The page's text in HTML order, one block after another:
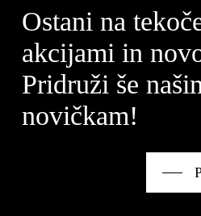
Ostani na
akcijami in
Pridruži še
novičkam!